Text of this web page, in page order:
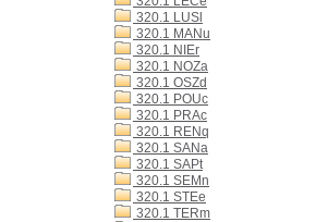
320.1 LUSl
320.1 MANu
320.1 NIEr
320.1 NOZa
320.1 OSZd
320.1 POUc
320.1 PRAc
320.1 RENq
320.1 SANa
320.1 SAPt
320.1 SEMn
320.1 STEe
320.1 TERm